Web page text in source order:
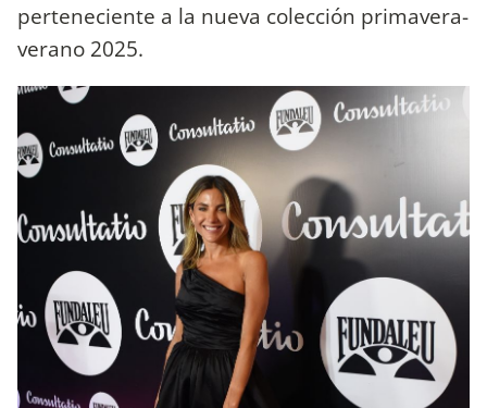
perteneciente a la nueva colección primavera-
verano 2025.